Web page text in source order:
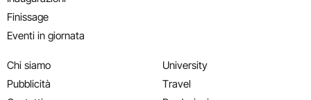
Finissage
Eventi in giornata
Chi siamo
Pubblicità
University
Travel